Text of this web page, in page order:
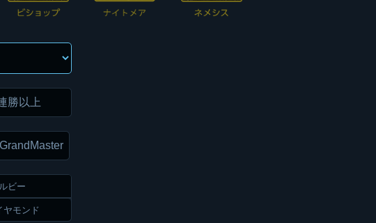
勝以上
GrandMaster
ルビー
ヤモンド